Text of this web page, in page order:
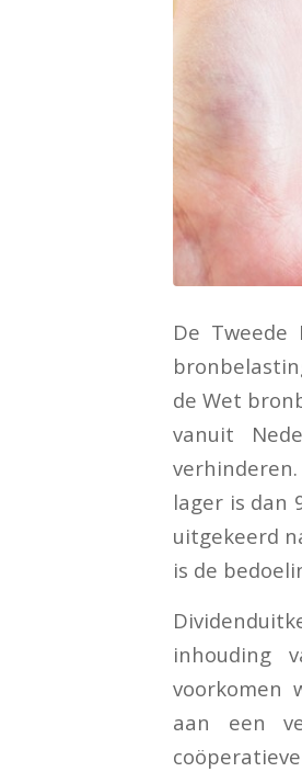
De
de Wet
vanuit
lager is dan
uitgekeerd
is de
inhouding
voorkomen
aan een